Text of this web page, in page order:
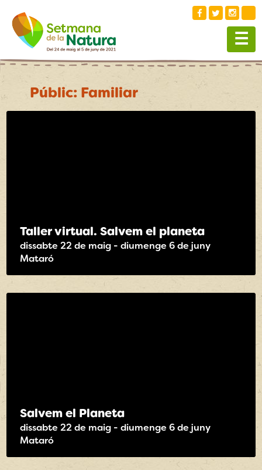
☰
Públic: Familiar
Taller virtual. Salvem el planeta
dissabte 22 de maig - diumenge 6 de juny
Mataró
Salvem el Planeta
dissabte 22 de maig - diumenge 6 de juny
Mataró